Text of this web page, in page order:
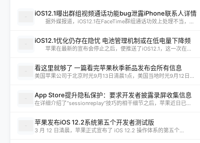
iOS12.1曝出群组视频通话功能bug泄露iPhone联系人详情
据外媒报道，iOS12.1在FaceTime群组通话功效上处理不当，...
iOS12.1优化仍存在隐忧 电池管理机制或在低电量下降频
苹果在最新的宣布会停止之后，便推送了iOS12.1，这一次在...
看这里就够了 一篇看完苹果秋季新品发布会所有信息
美国苹果公司于北京时光9月13日清晨1点，美国当地时光9月12日...
App Store提升隐私保护：要求开发者披露录屏收集信息
在详细介绍了“sessionreplay”技巧的相干细节之后，苹果近日已...
苹果发布iOS 12.2系统第五个开发者测试版
3 月 12 日清晨，苹果正式宣布了 iOS 12.2 操作体系的第五个...